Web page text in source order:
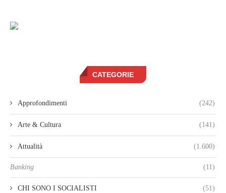
CATEGORIE
Approfondimenti (242)
Arte & Cultura (141)
Attualità (1.600)
Banking (11)
CHI SONO I SOCIALISTI (51)